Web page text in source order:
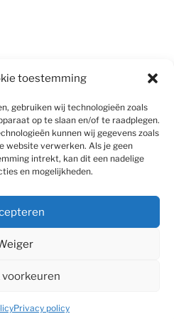
toestemming
gebruiken wij technologieën zoals
op te slaan en/of te raadplegen.
kunnen wij gegevens zoals
website verwerken. Als je geen
intrekt, kan dit een nadelige
en mogelijkheden.
voorkeuren
Privacy policy